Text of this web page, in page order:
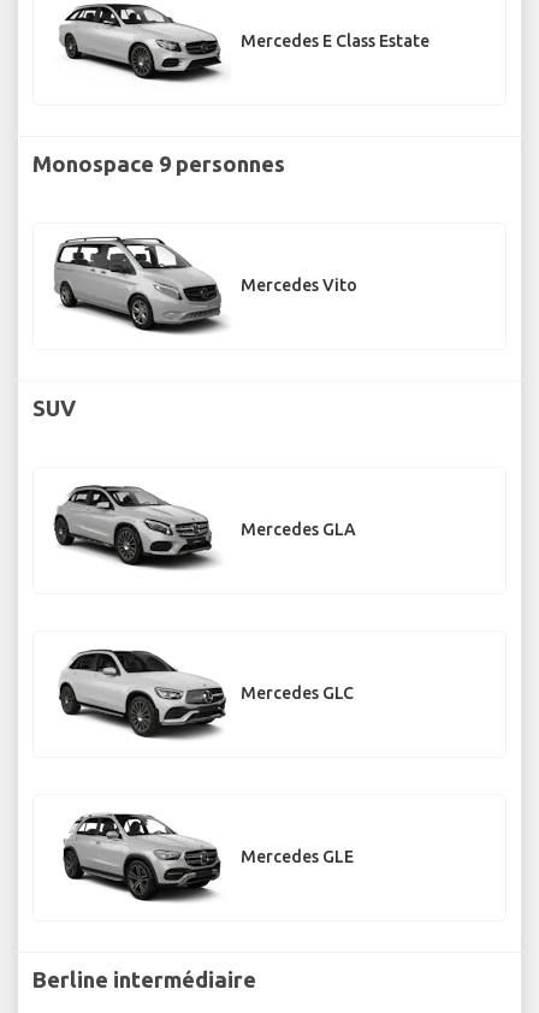
Mercedes E Class Estate
Monospace 9 personnes
Mercedes Vito
SUV
Mercedes GLA
Mercedes GLC
Mercedes GLE
Berline intermédiaire